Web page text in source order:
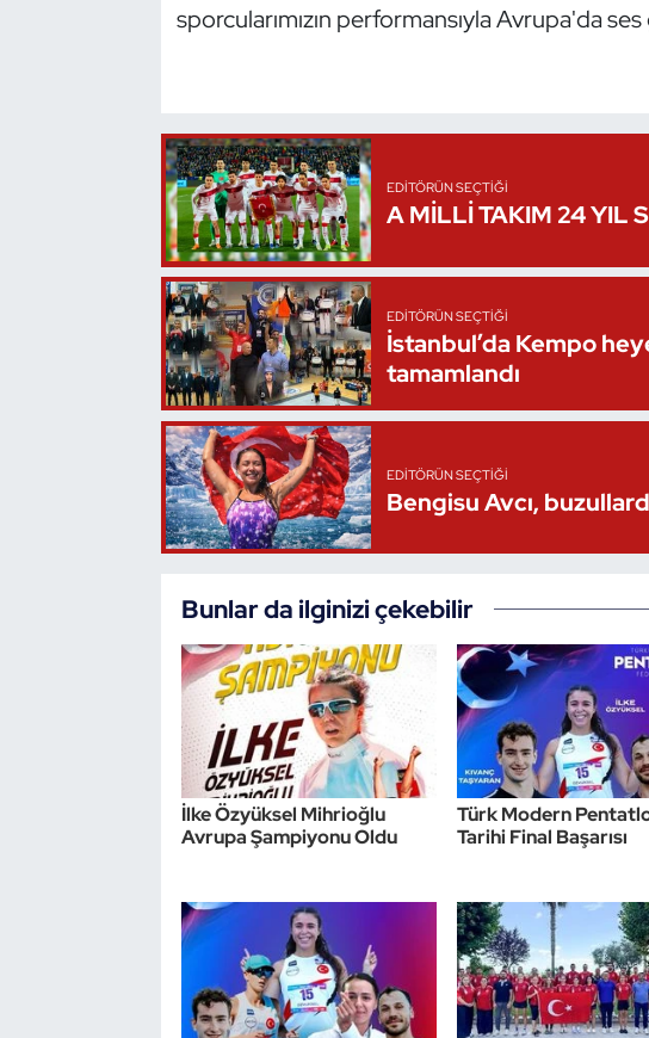
sporcularımızın performansıyla Avrupa'da
EDITÖRÜN SEÇTIĞI
A MİLLİ TAKIM 24 YIL
EDITÖRÜN SEÇTIĞI
İstanbul’da Kempo
tamamlandı
EDITÖRÜN SEÇTIĞI
Bengisu Avcı,
Bunlar da ilginizi çekebilir
İlke Özyüksel Mihrioğlu
Avrupa Şampiyonu Oldu
Türk Modern
Tarihi Final Başarısı
Vücut Geliştirme Fitness
Wushu Kungfu